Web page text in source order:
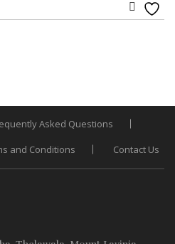
price
price
Asked Questions
and Conditions Contact Us